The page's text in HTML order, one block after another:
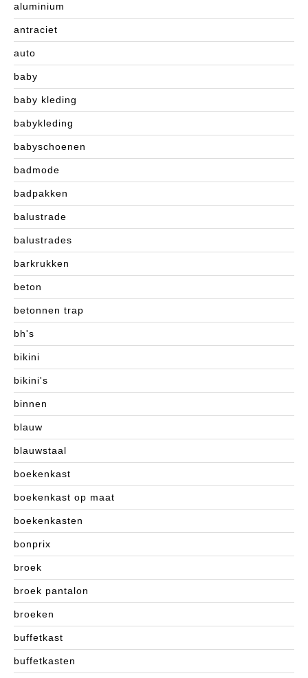
aluminium
antraciet
auto
baby
baby kleding
babykleding
babyschoenen
badmode
badpakken
balustrade
balustrades
barkrukken
beton
betonnen trap
bh's
bikini
bikini's
binnen
blauw
blauwstaal
boekenkast
boekenkast op maat
boekenkasten
bonprix
broek
broek pantalon
broeken
buffetkast
buffetkasten